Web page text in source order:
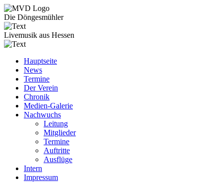
Die Döngesmühler
Livemusik aus Hessen
Hauptseite
News
Termine
Der Verein
Chronik
Medien-Galerie
Nachwuchs
Leitung
Mitglieder
Termine
Auftritte
Ausflüge
Intern
Impressum